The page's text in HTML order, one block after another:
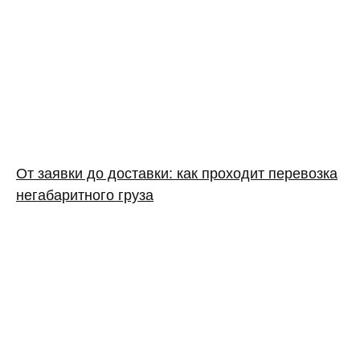
От заявки до доставки: как проходит перевозка
негабаритного груза